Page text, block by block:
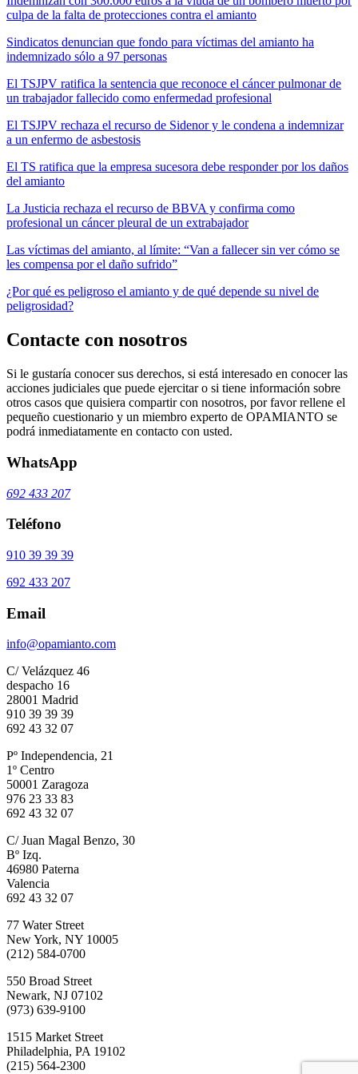
culpa de la falta de protecciones contra el amianto
Sindicatos denuncian que fondo para víctimas del amianto ha
indemnizado sólo a 97 personas
El TSJPV ratifica la sentencia que reconoce el cáncer pulmonar de
un trabajador fallecido como enfermedad profesional
El TSJPV rechaza el recurso de Sidenor y le condena a indemnizar
a un enfermo de asbestosis
El TS ratifica que la empresa sucesora debe responder por los daños
del amianto
La Justicia rechaza el recurso de BBVA y confirma como
profesional un cáncer pleural de un extrabajador
Las víctimas del amianto, al límite: “Van a fallecer sin ver cómo se
les compensa por el daño sufrido”
¿Por qué es peligroso el amianto y de qué depende su nivel de
peligrosidad?
Contacte con nosotros
Si le gustaría conocer sus derechos, si está interesado en conocer las
acciones judiciales que puede ejercitar o si tiene información sobre
otros casos que quisiera compartir con nosotros, por favor rellene el
pequeño cuestionario y un miembro experto de OPAMIANTO se
podrá inmediatamente en contacto con usted.
WhatsApp
692 433 207
Teléfono
910 39 39 39
692 433 207
Email
info@opamianto.com
C/ Velázquez 46
despacho 16
28001 Madrid
910 39 39 39
692 43 32 07
Pº Independencia, 21
1º Centro
50001 Zaragoza
976 23 33 83
692 43 32 07
C/ Juan Magal Benzo, 30
Bº Izq.
46980 Paterna
Valencia
692 43 32 07
77 Water Street
New York, NY 10005
(212) 584-0700
550 Broad Street
Newark, NJ 07102
(973) 639-9100
1515 Market Street
Philadelphia, PA 19102
(215) 564-2300